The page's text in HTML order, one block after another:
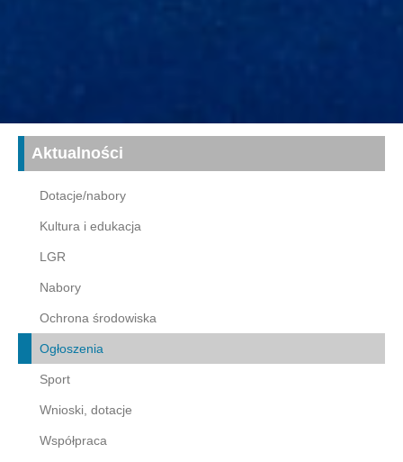
Aktualności
Dotacje/nabory
Kultura i edukacja
LGR
Nabory
Ochrona środowiska
Ogłoszenia
Sport
Wnioski, dotacje
Współpraca